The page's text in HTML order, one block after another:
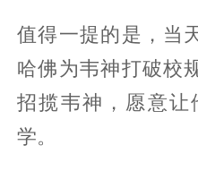
值得一提的是，当
哈佛为韦神打破校
招揽韦神，愿意让
学。